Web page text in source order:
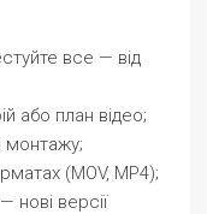
все — від
або план відео;
монтажу;
(MOV, MP4);
версії